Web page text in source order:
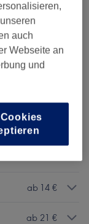
ab 14 €
ab 17 €
ab 21 €
(6) ab 18 €
ab 14 €
ab 21 €
auch
Webseite an
und